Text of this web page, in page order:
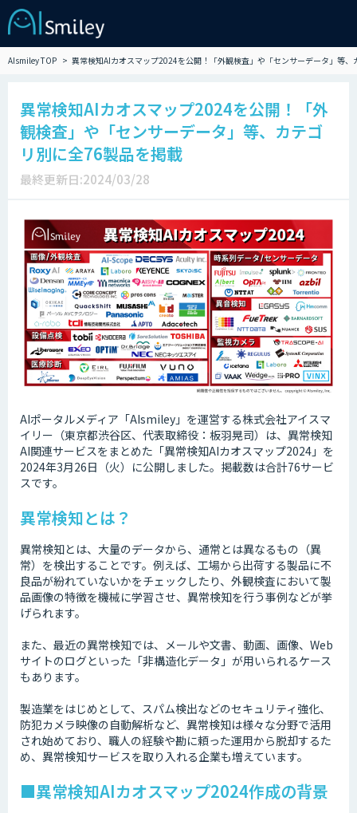
AIsmiley TOP 異常検知AIカオスマップ2024を公開！「外観検査」や「センサーデータ」等
異常検知AIカオスマップ2024を公開！「外
観検査」や「センサーデータ」等、カテゴ
リ別に全76製品を掲載
最終更新日:2024/03/28
AIポータルメディア「AIsmiley」を運営する株式会社アイスマ
イリー（東京都渋谷区、代表取締役：板羽晃司）は、異常検知
AI関連サービスをまとめた「異常検知AIカオスマップ2024」を
2024年3月26日（火）に公開しました。掲載数は合計76サービ
スです。
異常検知とは？
異常検知とは、大量のデータから、通常とは異なるもの（異
常）を検出することです。例えば、工場から出荷する製品に不
良品が紛れていないかをチェックしたり、外観検査において製
品画像の特徴を機械に学習させ、異常検知を行う事例などが挙
げられます。
また、最近の異常検知では、メールや文書、動画、画像、Web
サイトのログといった「非構造化データ」が用いられるケース
もあります。
製造業をはじめとして、スパム検出などのセキュリティ強化、
防犯カメラ映像の自動解析など、異常検知は様々な分野で活用
され始めており、職人の経験や勘に頼った運用から脱却するた
め、異常検知サービスを取り入れる企業も増えています。
■異常検知AIカオスマップ2024作成の背景